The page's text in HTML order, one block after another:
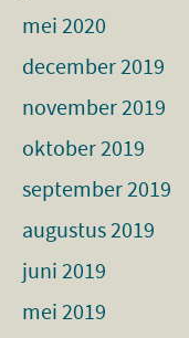
mei 2020
december 2019
november 2019
oktober 2019
september 2019
augustus 2019
juni 2019
mei 2019